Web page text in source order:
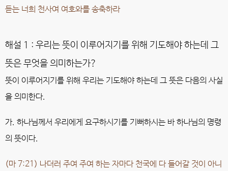
듣는 너희 천사여 여호와를 송축하라
해설 1 : 우리는 뜻이 이루어지기를 위해 기도해야 하는데 그
뜻은 무엇을 의미하는가?
뜻이 이루어지기를 위해 우리는 기도해야 하는데 그 뜻은 다음의 사실
을 의미한다.
가. 하나님께서 우리에게 요구하시기를 기뻐하시는 바 하나님의 명령
의 뜻이다.
(마 7:21) 나더러 주여 주여 하는 자마다 천국에 다 들어갈 것이 아니